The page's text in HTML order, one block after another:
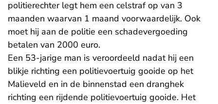
politierechter legt hem een celstraf op van 3
maanden waarvan 1 maand voorwaardelijk. Ook
moet hij aan de politie een schadevergoeding
betalen van 2000 euro.
Een 53-jarige man is veroordeeld nadat hij een
blikje richting een politievoertuig gooide op het
Malieveld en in de binnenstad een dranghek
richting een rijdende politievoertuig gooide. Het